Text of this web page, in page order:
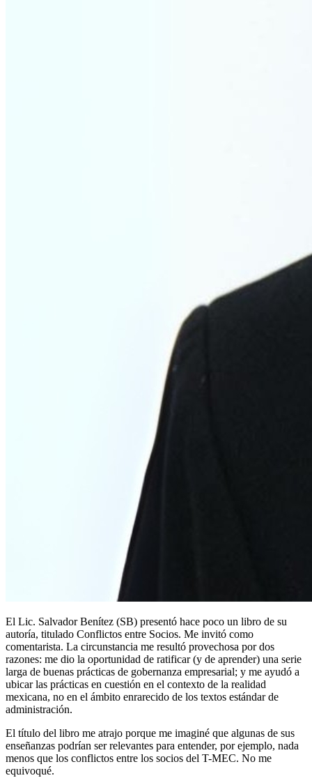
El Lic. Salvador Benítez (SB) presentó hace poco un libro de su
autoría, titulado Conflictos entre Socios. Me invitó como
comentarista. La circunstancia me resultó provechosa por dos
razones: me dio la oportunidad de ratificar (y de aprender) una serie
larga de buenas prácticas de gobernanza empresarial; y me ayudó a
ubicar las prácticas en cuestión en el contexto de la realidad
mexicana, no en el ámbito enrarecido de los textos estándar de
administración.
El título del libro me atrajo porque me imaginé que algunas de sus
enseñanzas podrían ser relevantes para entender, por ejemplo, nada
menos que los conflictos entre los socios del T-MEC. No me
equivoqué.